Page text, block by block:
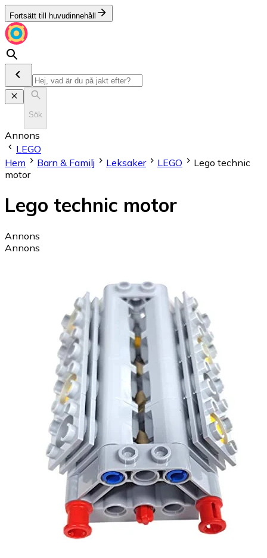
Fortsätt till huvudinnehåll
Sök
Annons
LEGO
Hem
Barn & Familj Leksaker LEGO
Lego technic
motor
Lego technic motor
Annons
Annons